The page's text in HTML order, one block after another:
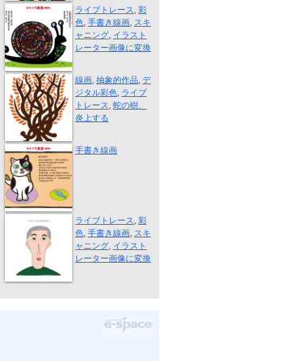
ライブトレース, 彩
色, 手書き線画, スキ
ャニング, イラスト
レーター画像に変換
蛇の樹、炎上...
線画, 抽象的作品, デ
ジタル彩色, ライブ
トレース, 蛇の樹、
炎上する
ねこまんま
手書き線画
もっと良い方...
ライブトレース, 彩
色, 手書き線画, スキ
ャニング, イラスト
レーター画像に変換